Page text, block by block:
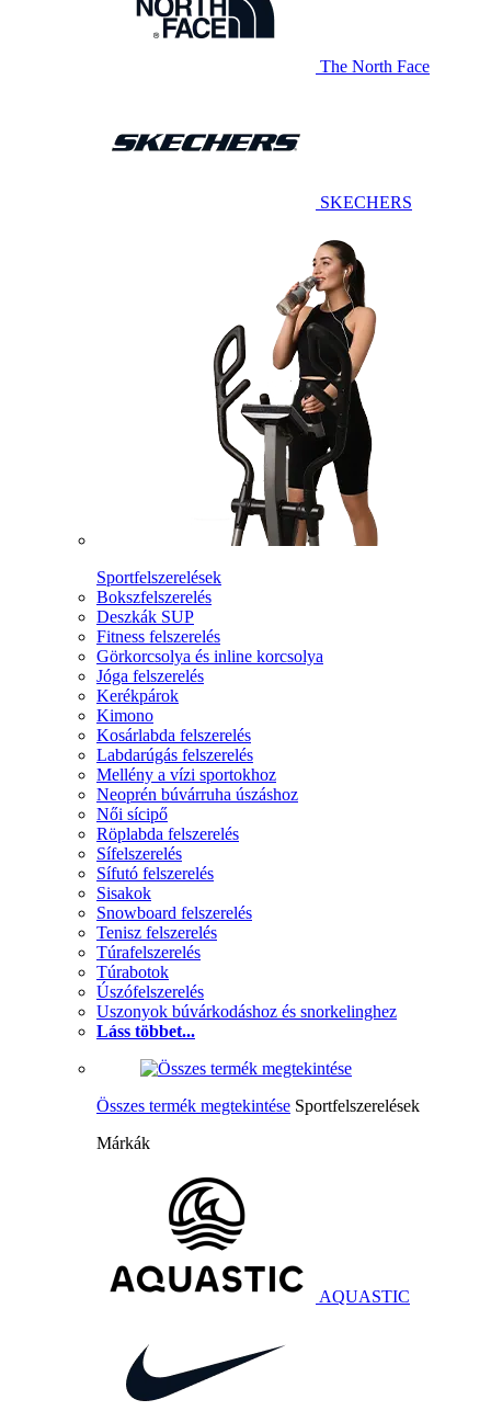
The North Face
SKECHERS
Sportfelszerelések
Bokszfelszerelés
Deszkák SUP
Fitness felszerelés
Görkorcsolya és inline korcsolya
Jóga felszerelés
Kerékpárok
Kimono
Kosárlabda felszerelés
Labdarúgás felszerelés
Mellény a vízi sportokhoz
Neoprén búvárruha úszáshoz
Női sícipő
Röplabda felszerelés
Sífelszerelés
Sífutó felszerelés
Sisakok
Snowboard felszerelés
Tenisz felszerelés
Túrafelszerelés
Túrabotok
Úszófelszerelés
Uszonyok búvárkodáshoz és snorkelinghez
Láss többet...
Összes termék megtekintése Sportfelszerelések
Márkák
AQUASTIC